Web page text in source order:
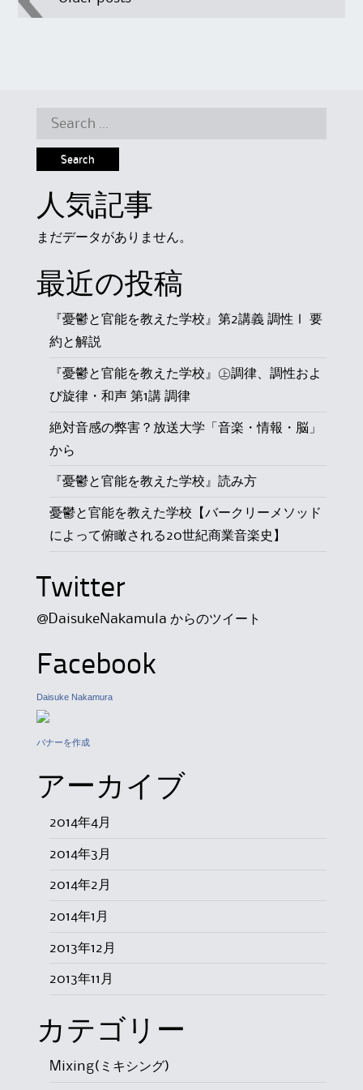
navigation
Search
人気記事
まだデータがありません。
最近の投稿
『憂鬱と官能を教えた学校』第2講義 調性Ⅰ 要
約と解説
『憂鬱と官能を教えた学校』㊤調律、調性およ
び旋律・和声 第1講 調律
絶対音感の弊害？放送大学「音楽・情報・脳」
から
『憂鬱と官能を教えた学校』読み方
憂鬱と官能を教えた学校【バークリーメソッド
によって俯瞰される20世紀商業音楽史】
Twitter
@DaisukeNakamula からのツイート
Facebook
Daisuke Nakamura
バナーを作成
アーカイブ
2014年4月
2014年3月
2014年2月
2014年1月
2013年12月
2013年11月
カテゴリー
Mixing(ミキシング)